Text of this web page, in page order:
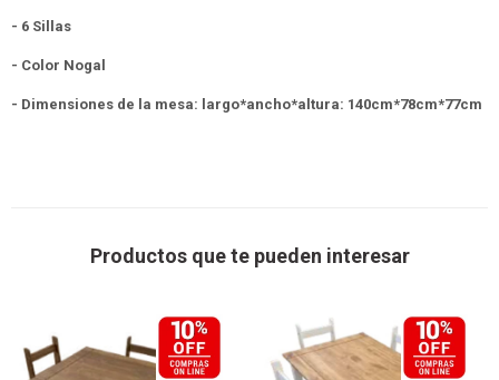
- 6 Sillas
- Color Nogal
- Dimensiones de la mesa: largo*ancho*altura: 140cm*78cm*77cm
Productos que te pueden interesar